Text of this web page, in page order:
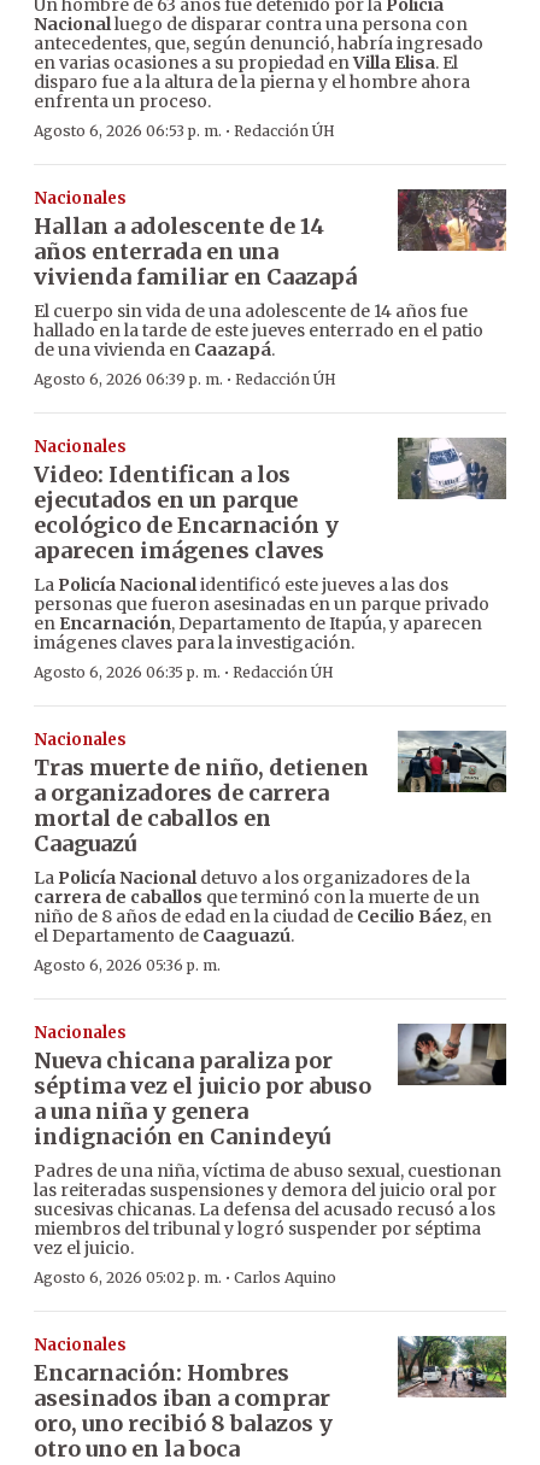
Un hombre de 63 años fue detenido por la Policía
Nacionalluego de disparar contra una persona con
antecedentes, que, según denunció, habría ingresado
en varias ocasiones a su propiedad enVilla Elisa. El
disparo fue a la altura de la pierna y el hombre ahora
enfrenta un proceso.
Agosto 6, 2026 06:53 p. m. · Redacción ÚH
Nacionales
Hallan a adolescente de 14
años enterrada en una
vivienda familiar en Caazapá
El cuerpo sin vida de una adolescente de 14 años fue
hallado en la tarde de este jueves enterrado en el patio
de una vivienda en Caazapá.
Agosto 6, 2026 06:39 p. m. · Redacción ÚH
Nacionales
Video: Identifican a los
ejecutados en un parque
ecológico de Encarnación y
aparecen imágenes claves
La Policía Nacionalidentificó este jueves a las dos
personas que fueron asesinadas en un parque privado
en Encarnación, Departamento de Itapúa, y aparecen
imágenes claves para la investigación.
Agosto 6, 2026 06:35 p. m. · Redacción ÚH
Nacionales
Tras muerte de niño, detienen
a organizadores de carrera
mortal de caballos en
Caaguazú
La Policía Nacionaldetuvo a los organizadores de la
carrera de caballos que terminó con la muerte de un
niño de 8 años de edad en la ciudad de Cecilio Báez, en
el Departamento de Caaguazú.
Agosto 6, 2026 05:36 p. m.
Nacionales
Nueva chicana paraliza por
séptima vez el juicio por abuso
a una niña y genera
indignación en Canindeyú
Padres de una niña, víctima de abuso sexual, cuestionan
las reiteradas suspensiones y demora del juicio oral por
sucesivas chicanas. La defensa del acusado recusó a los
miembros del tribunal y logró suspender por séptima
vez el juicio.
Agosto 6, 2026 05:02 p. m. · Carlos Aquino
Nacionales
Encarnación: Hombres
asesinados iban a comprar
oro, uno recibió 8 balazos y
otro uno en la boca